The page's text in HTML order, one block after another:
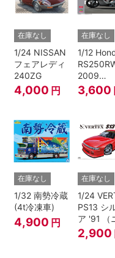
在庫なし
1/24 NISSAN
フェアレディ
240ZG
4,000 円
在庫なし
1/12
2009
WGP250
3,600
在庫なし
1/32 南勢冷蔵
(4t冷凍車)
4,900 円
在庫なし
1/24
PS13 シ
ア '91 （
サン）
2,900